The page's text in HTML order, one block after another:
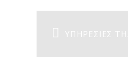
ΥΠΗΡΕΣΙΕΣ